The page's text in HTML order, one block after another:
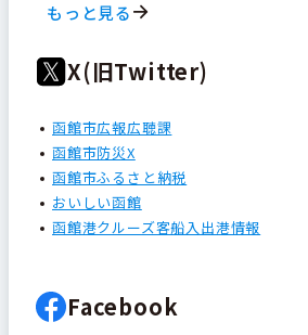
もっと見る
X(旧Twitter)
函館市広報広聴課
函館市防災X
函館市ふるさと納税
おいしい函館
函館港クルーズ客船入出港情報
Facebook